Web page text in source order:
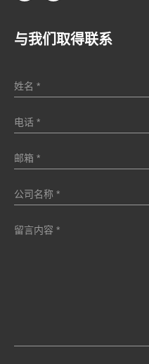
与我们取得联系